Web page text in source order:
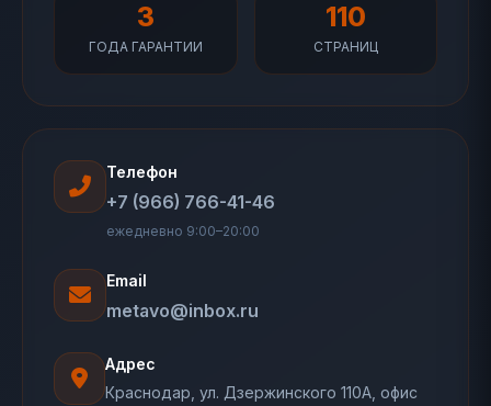
3
ГОДА ГАРАНТИИ
110
СТРАНИЦ
Телефон
+7 (966) 766-41-46
ежедневно 9:00–20:00
Email
metavo@inbox.ru
Адрес
Краснодар, ул. Дзержинского 110А, офис